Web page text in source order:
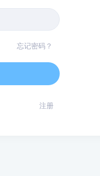
忘记密码？
注册